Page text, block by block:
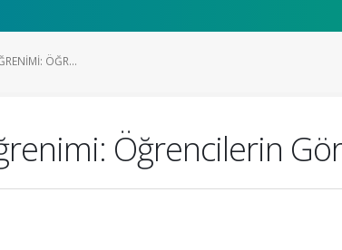
ÖĞR...
Öğrencilerin